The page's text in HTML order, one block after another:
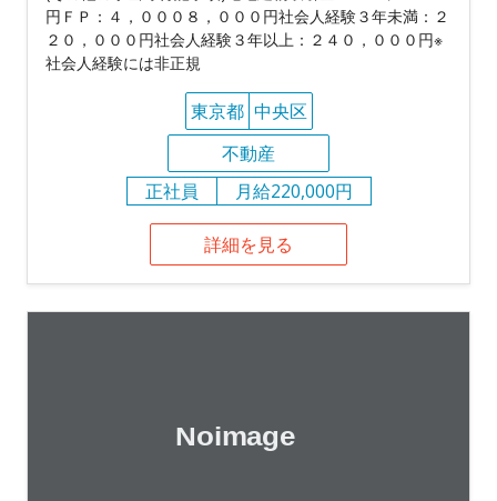
円ＦＰ：４，０００８，０００円社会人経験３年未満：２
２０，０００円社会人経験３年以上：２４０，０００円※
社会人経験には非正規
東京都 中央区
不動産
正社員
月給220,000円
詳細を見る